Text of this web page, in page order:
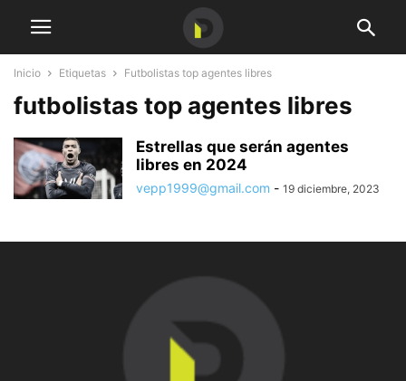
Inicio Etiquetas Futbolistas top agentes libres
futbolistas top agentes libres
Estrellas que serán agentes
libres en 2024
vepp1999@gmail.com - 19 diciembre, 2023